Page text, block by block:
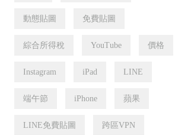
動態貼圖 免費貼圖
綜合所得稅 YouTube 價格
Instagram iPad LINE
端午節 iPhone 蘋果
LINE免費貼圖 跨區VPN